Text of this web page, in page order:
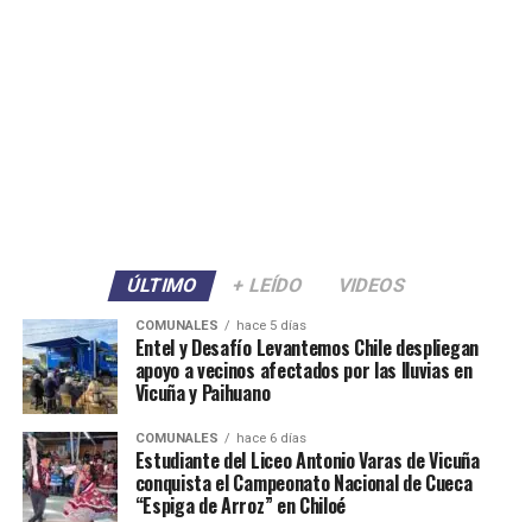
ÚLTIMO + LEÍDO VIDEOS
COMUNALES hace 5 días
Entel y Desafío Levantemos Chile despliegan
apoyo a vecinos afectados por las lluvias en
Vicuña y Paihuano
COMUNALES hace 6 días
Estudiante del Liceo Antonio Varas de Vicuña
conquista el Campeonato Nacional de Cueca
“Espiga de Arroz” en Chiloé